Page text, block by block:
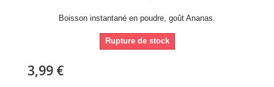
Boisson instantané en poudre, goût Ananas.
Rupture de stock
3,99 €